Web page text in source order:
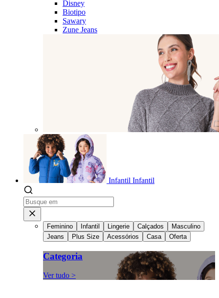
Disney
Biotipo
Sawary
Zune Jeans
Infantil Infantil
Feminino Infantil Lingerie Calçados
Masculino
Jeans
Plus Size Acessórios Casa Oferta
Categoria
Ver tudo >